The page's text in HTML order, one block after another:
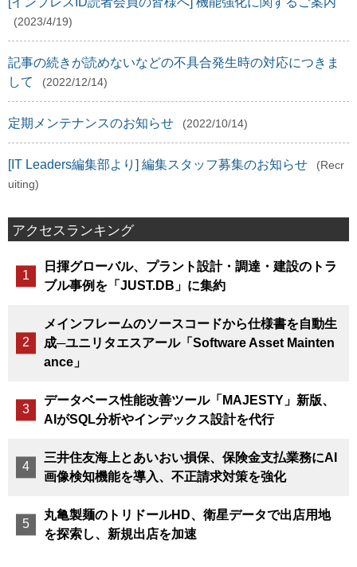
(2023/4/19)
記事の続きが読めないなどの不具合発生時の対応につきま
して
(2022/12/14)
定期メンテナンスのお知らせ (2022/10/14)
[IT Leaders編集部より] 編集スタッフ募集のお知らせ
(Recr
uiting)
アクセスランキング
日揮グローバル、プラント設計・調達・建設のトラ
ブル事例を「JUST.DB」に集約
メインフレームのソースコードから仕様書を自動生
成─ユニリタエスアール「Software Asset Mainten
ance」
データベース性能改善ツール「MAJESTY」新版、
AIがSQL分析やインデックス設計を代行
三井住友海上とあいおい損保、保険金支払業務にAI
画像検知機能を導入、不正請求対策を強化
丸亀製麺のトリドールHD、衛星データで出店用地
を探索し、新規出店を加速